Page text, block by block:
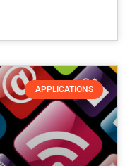
APPLICATIONS